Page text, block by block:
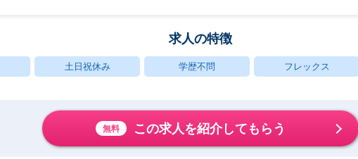
求人の特徴
土日祝休み 学歴不問 フレックス
無料 この求人を紹介してもらう